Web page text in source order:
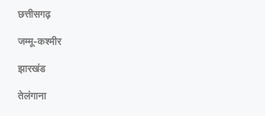
छत्तीसगढ़
जम्मू-कश्मीर
झारखंड
तेलंगाना